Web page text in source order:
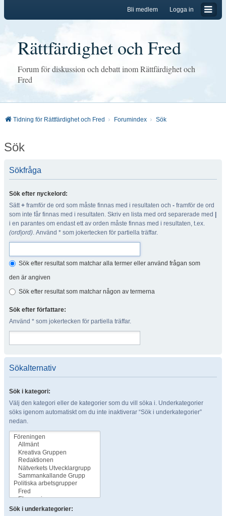
Logga in
Bli medlem
Rättfärdighet och Fred
Forum för diskussion och debatt inom Rättfärdighet och
Fred
Tidning för Rättfärdighet och Fred Forumindex Sök
Sök
Sökfråga
Sök efter nyckelord:
Sätt+ framför de ord som måste finnas med i resultaten och - framför de ord
som inte får finnas med i resultaten. Skriv en lista med ord separerade med
i en parantes om endast ett av orden måste finnas med i resultaten, t.ex.
(ord|ord). Använd * som jokertecken för partiella träffar.
Sök efter resultat som matchar alla termer eller använd frågan som
den är angiven
Sök efter resultat som matchar någon av termerna
Sök efter författare:
Använd * som jokertecken för partiella träffar.
Sökalternativ
Sök i kategori:
Välj den kategori eller de kategorier som du vill söka i. Underkategorier
söks igenom automatiskt om du inte inaktiverar “Sök i underkategorier”
nedan.
Sök i underkategorier: